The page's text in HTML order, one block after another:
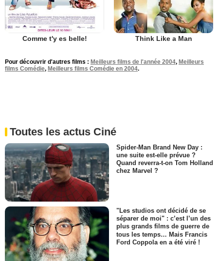
Comme t'y es belle! Think Like a Man
Pour découvrir d'autres films : Meilleurs films de l'année 2004, Meilleurs
films Comédie, Meilleurs films Comédie en 2004.
Toutes les actus Ciné
Spider-Man Brand New Day :
une suite est-elle prévue ?
Quand reverra-t-on Tom Holland
chez Marvel ?
"Les studios ont décidé de se
séparer de moi" : c’est l’un des
plus grands films de guerre de
tous les temps… Mais Francis
Ford Coppola en a été viré !